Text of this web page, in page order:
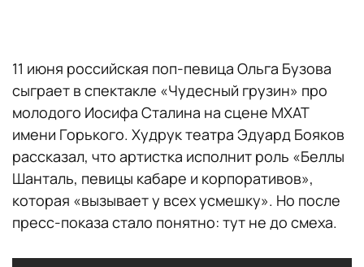
11 июня российская поп-певица Ольга Бузова
сыграет в спектакле «Чудесный грузин» про
молодого Иосифа Сталина на сцене МХАТ
имени Горького. Худрук театра Эдуард Бояков
рассказал, что артистка исполнит роль «Беллы
Шанталь, певицы кабаре и корпоративов»,
которая «вызывает у всех усмешку». Но после
пресс-показа стало понятно: тут не до смеха.